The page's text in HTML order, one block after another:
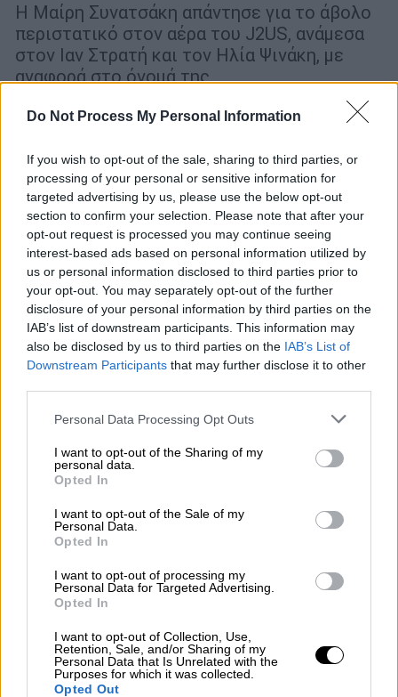
Do Not Process My Personal Information
If you wish to opt-out of the sale, sharing to third parties, or
processing of your personal or sensitive information for
targeted advertising by us, please use the below opt-out
section to confirm your selection. Please note that after your
opt-out request is processed you may continue seeing
interest-based ads based on personal information utilized by
us or personal information disclosed to third parties prior to
your opt-out. You may separately opt-out of the further
disclosure of your personal information by third parties on the
IAB’s list of downstream participants. This information may
also be disclosed by us to third parties on the IAB’s List of
Downstream Participants that may further disclose it to other
Please note that this website/app uses one or more Google
not limited to your visit or usage behaviour. You may click to
grant or deny consent to Google and its third-party tags to
use your data for below specified purposes in below Google
consent section.
Personal Data Processing Opt Outs
I want to opt-out of the Sharing of my
personal data.
Opted In
I want to opt-out of the Sale of my
Personal Data.
Opted In
I want to opt-out of processing my
Personal Data for Targeted Advertising.
Opted In
I want to opt-out of Collection, Use,
Retention, Sale, and/or Sharing of my
Personal Data that Is Unrelated with the
Purposes for which it was collected.
Opted Out
Η Μαίρη Συνατσάκη απάντησε για το άβολο
περιστατικό στον αέρα του J2US, ανάμεσα
στον Ιαν Στρατή και τον Ηλία Ψινάκη, με
αναφορά στο όνομά της
Μαίρη Συνατσάκη για Ηλία Ψινάκη:
«Είναι προφανές ότι αν ο στόχος μου
ήταν τα ρουχαλάκια μου, έπρεπε να
Μέσα από την ανάρτησή της επιμένει για
σεξιστική συμπεριφορά του Ηλία Ψινάκη
κατά της Κατερίνας Λιόλιου και τονίζει πως
αν ήθελε να πουλήσει τα ρούχα της, όπως
εκείνος υποστήριξε, θα επιδίωκε την εύνοιά
του, μιας και έχει μεγάλη επιρροή σε θέματα
Lifestyle